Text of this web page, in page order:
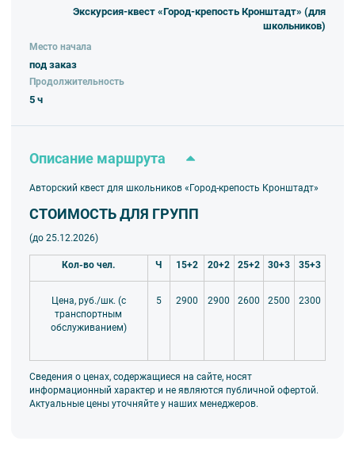
Экскурсия-квест «Город-крепость Кронштадт» (для
школьников)
Место начала
под заказ
Продолжительность
5 ч
Описание маршрута
Авторский квест для школьников «Город-крепость Кронштадт»
СТОИМОСТЬ ДЛЯ ГРУПП
(до 25.12.2026)
Кол-во чел. Ч 15+2 20+2 25+2 30+3 35+3
Цена, руб./шк. (с
транспортным
обслуживанием)
5 2900 2900 2600 2500 2300
Сведения о ценах, содержащиеся на сайте, носят
информационный характер и не являются публичной офертой.
Актуальные цены уточняйте у наших менеджеров.